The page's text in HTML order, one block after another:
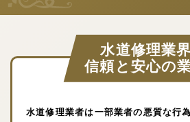
水道修理業
信頼と安心の
水道修理業者は一部業者の悪質な行